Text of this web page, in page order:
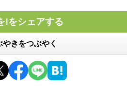
!をシェアする
やきをつぶやく